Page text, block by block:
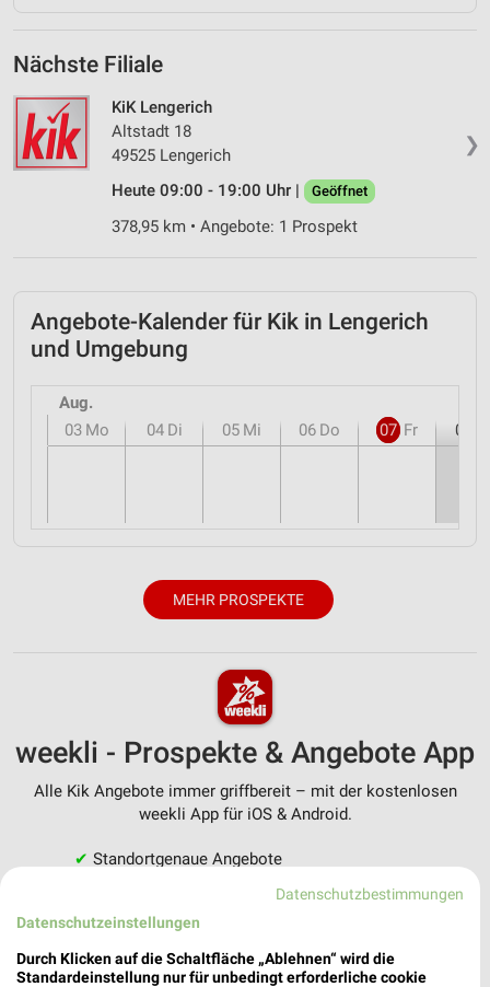
Nächste Filiale
❯
KiK Lengerich
Altstadt 18
49525 Lengerich
Heute 09:00 - 19:00 Uhr |
Geöffnet
378,95 km • Angebote: 1 Prospekt
Angebote-Kalender für Kik in Lengerich
und Umgebung
Aug.
03 Mo 04 Di 05 Mi 06 Do 07 Fr 08
MEHR PROSPEKTE
weekli - Prospekte & Angebote App
Alle Kik Angebote immer griffbereit – mit der kostenlosen
weekli App für iOS & Android.
✔ Standortgenaue Angebote
Push-Benachrichtigungen bei neuen Prospekten
✔Einkaufsliste - Einkauf stressfrei planen
JETZT LADEN UND SPAREN!
Datenschutzbestimmungen
Datenschutzeinstellungen
Durch Klicken auf die Schaltfläche „Ablehnen“ wird die
Standardeinstellung nur für unbedingt erforderliche cookie